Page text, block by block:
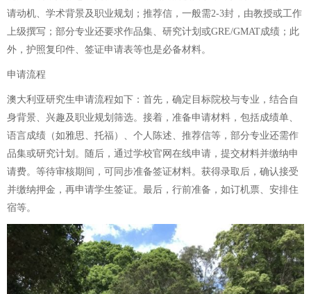
请动机、学术背景及职业规划；推荐信，一般需2-3封，由教授或工作
上级撰写；部分专业还要求作品集、研究计划或GRE/GMAT成绩；此
外，护照复印件、签证申请表等也是必备材料。
申请流程
澳大利亚研究生申请流程如下：首先，确定目标院校与专业，结合自
身背景、兴趣及职业规划筛选。接着，准备申请材料，包括成绩单、
语言成绩（如雅思、托福）、个人陈述、推荐信等，部分专业还需作
品集或研究计划。随后，通过学校官网在线申请，提交材料并缴纳申
请费。等待审核期间，可同步准备签证材料。获得录取后，确认接受
并缴纳押金，再申请学生签证。最后，行前准备，如订机票、安排住
宿等。